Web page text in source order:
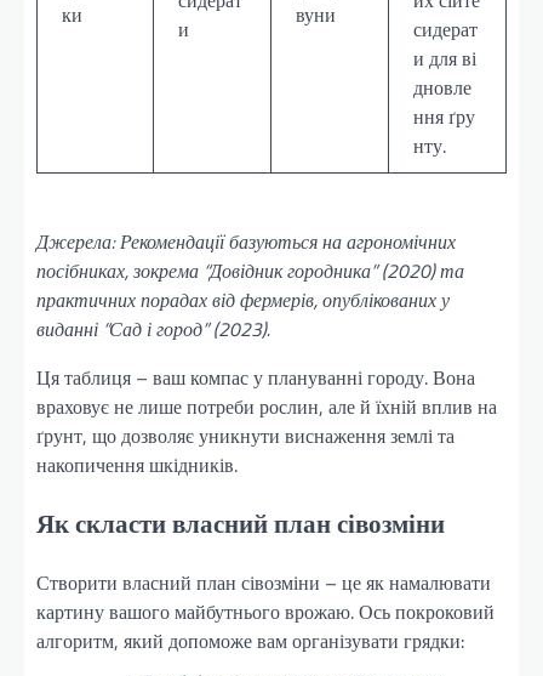
ки
и
вуни
сидерат
и для ві
дновле
ння ґру
нту.
Джерела: Рекомендації базуються на агрономічних
посібниках, зокрема “Довідник городника” (2020) та
практичних порадах від фермерів, опублікованих у
виданні “Сад і город” (2023).
Ця таблиця – ваш компас у плануванні городу. Вона
враховує не лише потреби рослин, але й їхній вплив на
ґрунт, що дозволяє уникнути виснаження землі та
накопичення шкідників.
Як скласти власний план сівозміни
Створити власний план сівозміни – це як намалювати
картину вашого майбутнього врожаю. Ось покроковий
алгоритм, який допоможе вам організувати грядки: